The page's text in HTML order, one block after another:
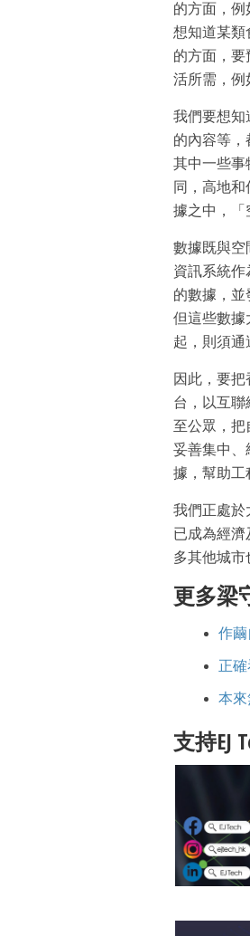
的方面，
想知道某類
的方面，
活所需，例
我們要想知
的內容等，
其中一些事
同，高地
據之中，「
數據既與空
資訊系統
的數據，並
但這些數據
起，則須通
因此，要
台，以互
至公眾，把
妥善集中、
據，幫助工
我們正處於
已成為經
多其他城市
更多梁
作繭
正
本來
支持EJ